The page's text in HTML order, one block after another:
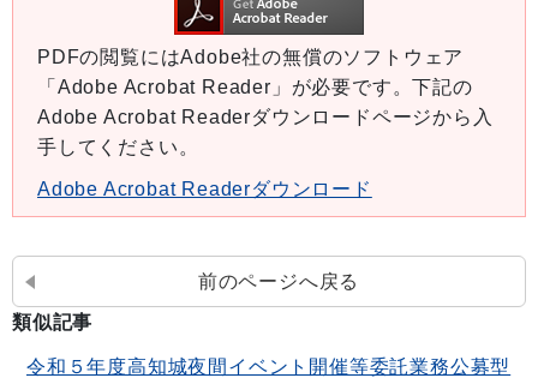
PDFの閲覧にはAdobe社の無償のソフトウェア
「Adobe Acrobat Reader」が必要です。下記の
Adobe Acrobat Readerダウンロードページから入
手してください。
Adobe Acrobat Readerダウンロード
前のページへ戻る
類似記事
令和５年度高知城夜間イベント開催等委託業務公募型